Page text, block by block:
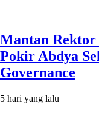
Mantan Rektor
Pokir Abdya
Governance
5 hari yang lalu